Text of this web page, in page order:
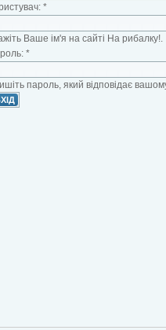
*
Ваше ім'я на сайті На рибалку!.
*
пароль, який відповідає